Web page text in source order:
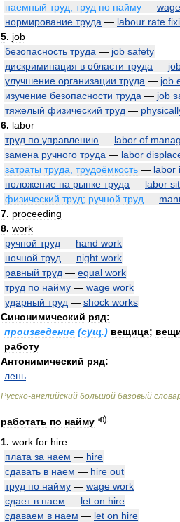
наемный труд; труд по найму — wage
нормирование труда — labour rate
5. job
безопасность труда — job safety
дискриминация в области труда —
улучшение организации труда — job
изучение безопасности труда — job
тяжелый физический труд —
6. labor
труд по управлению — labor of
замена ручного труда — labor
затраты труда трудоёмкость — labor
положение на рынке труда — labor
физический труд; ручной труд —
7. proceeding
8. work
ручной труд — hand work
ночной труд — night work
равный труд — equal work
труд по найму — wage work
ударный труд — shock works
Синонимический ряд:
произведение (сущ.) вещица;
работу
Антонимический ряд:
лень
Русско-английский большой базовый
работать по найму
1. work for hire
плата за наем — hire
сдавать в наем — hire out
труд по найму — wage work
сдает в наем — let on hire
сдаваем в наем — let on hire